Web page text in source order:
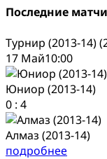
Последние матчи
Турнир (2013-14)
17 Май10:00
Юниор (2013-14)
0 : 4
Алмаз (2013-14)
подробнее